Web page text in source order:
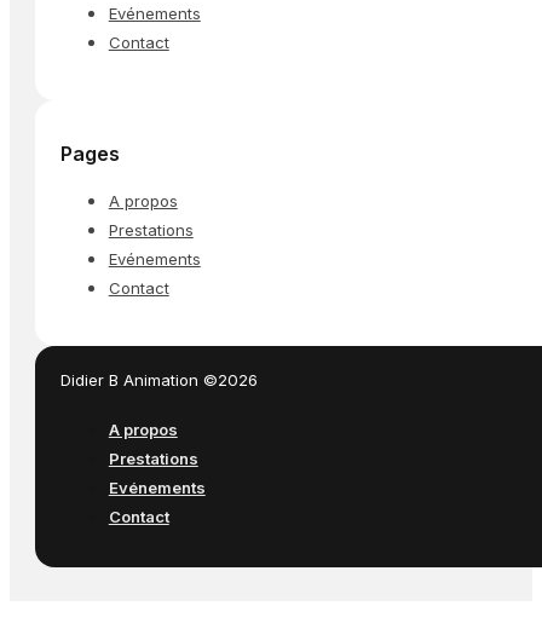
Evénements
Contact
Pages
A propos
Prestations
Evénements
Contact
Didier B Animation ©2026
A propos
Prestations
Evénements
Contact